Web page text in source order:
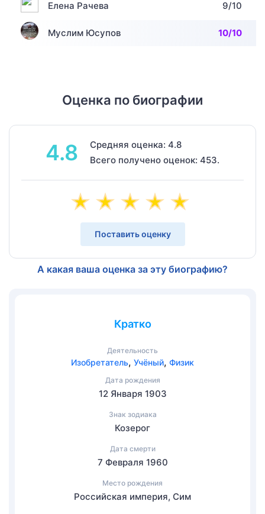
Елена Рачева 9/10
Муслим Юсупов 10/10
Оценка по биографии
4.8
Средняя оценка: 4.8
Всего получено оценок: 453.
Поставить оценку
А какая ваша оценка за эту биографию?
Кратко
Деятельность
Изобретатель, Учёный, Физик
Дата рождения
12 Января 1903
Знак зодиака
Козерог
Дата смерти
7 Февраля 1960
Место рождения
Российская империя, Сим